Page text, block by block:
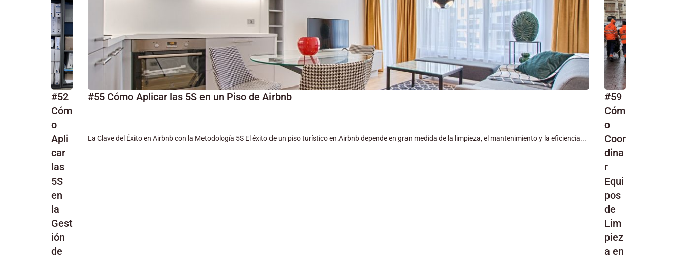
#52
Cóm
o
Apli
car
las
5S
en
la
Gest
ión
de
#55 Cómo Aplicar las 5S en un Piso de Airbnb
La Clave del Éxito en Airbnb con la Metodología 5S El éxito de un piso turístico en Airbnb depende en gran medida de la limpieza, el mantenimiento y la eficiencia...
#59
Cóm
o
Coor
dina
r
Equi
pos
de
Lim
piez
a en